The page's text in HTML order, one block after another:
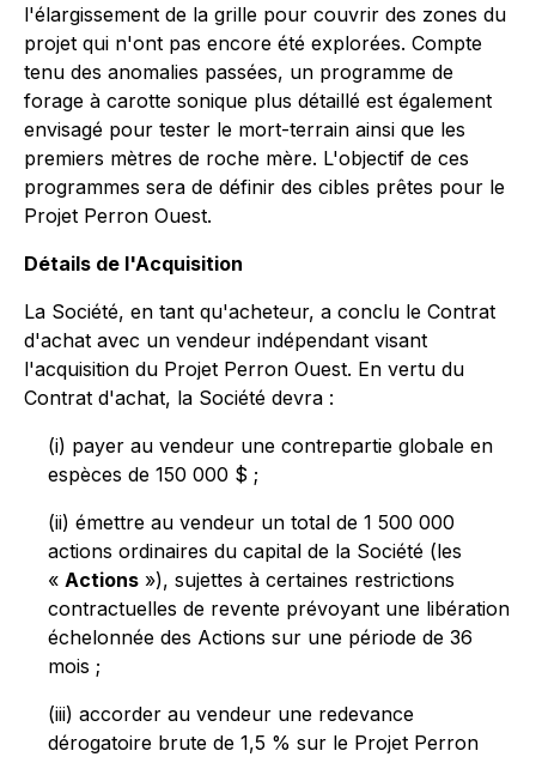
l'élargissement de la grille pour couvrir des zones du
projet qui n'ont pas encore été explorées. Compte
tenu des anomalies passées, un programme de
forage à carotte sonique plus détaillé est également
envisagé pour tester le mort-terrain ainsi que les
premiers mètres de roche mère. L'objectif de ces
programmes sera de définir des cibles prêtes pour le
Projet Perron Ouest.
Détails de l'Acquisition
La Société, en tant qu'acheteur, a conclu le Contrat
d'achat avec un vendeur indépendant visant
l'acquisition du Projet Perron Ouest. En vertu du
Contrat d'achat, la Société devra :
(i) payer au vendeur une contrepartie globale en
espèces de 150 000 $ ;
(ii) émettre au vendeur un total de 1 500 000
actions ordinaires du capital de la Société (les
« Actions »), sujettes à certaines restrictions
contractuelles de revente prévoyant une libération
échelonnée des Actions sur une période de 36
mois ;
(iii) accorder au vendeur une redevance
dérogatoire brute de 1,5 % sur le Projet Perron